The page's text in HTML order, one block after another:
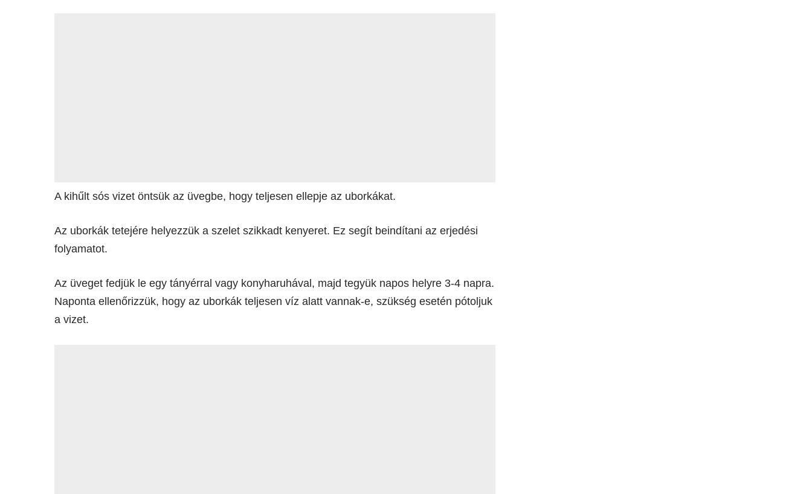
A kihűlt sós vizet öntsük az üvegbe, hogy teljesen ellepje az uborkákat.
Az uborkák tetejére helyezzük a szelet szikkadt kenyeret. Ez segít beindítani az erjedési
folyamatot.
Az üveget fedjük le egy tányérral vagy konyharuhával, majd tegyük napos helyre 3-4 napra.
Naponta ellenőrizzük, hogy az uborkák teljesen víz alatt vannak-e, szükség esetén pótoljuk
a vizet.